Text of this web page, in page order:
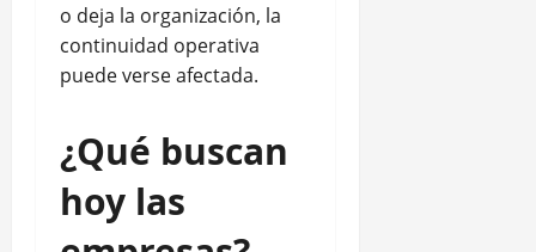
o deja la organización, la
continuidad operativa
puede verse afectada.
¿Qué buscan
hoy las